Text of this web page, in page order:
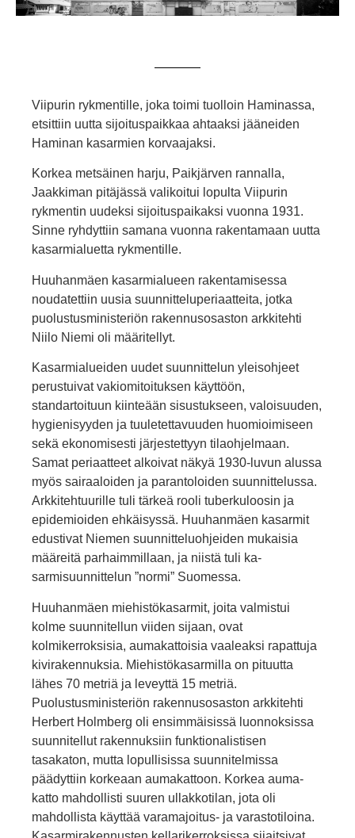
Viipurin rykmentille, joka toimi tuolloin Haminassa,
etsittiin uutta sijoituspaikkaa ahtaaksi jääneiden
Haminan kasarmien korvaajaksi.
Korkea metsäinen harju, Paikjärven rannalla,
Jaakkiman pitäjässä valikoitui lopulta Viipurin
rykmentin uudeksi sijoituspaikaksi vuonna 1931.
Sinne ryhdyttiin samana vuonna rakentamaan uutta
kasarmialuetta rykmentille.
Huuhanmäen kasarmialueen rakentamisessa
noudatettiin uusia suunnitteluperiaatteita, jotka
puolustusministeriön rakennusosaston arkkitehti
Niilo Niemi oli määritellyt.
Kasarmialueiden uudet suunnittelun yleisohjeet
perustuivat vakiomitoituksen käyttöön,
standartoituun kiinteään sisustukseen, valoisuuden,
hygienisyyden ja tuuletettavuuden huomioimiseen
sekä ekonomisesti järjestettyyn tilaohjelmaan.
Samat periaatteet alkoivat näkyä 1930-luvun alussa
myös sairaaloiden ja parantoloiden suunnittelussa.
Arkkitehtuurille tuli tärkeä rooli tuberkuloosin ja
epidemioiden ehkäisyssä. Huuhanmäen kasarmit
edusti­vat Niemen suunnitteluohjeiden mukaisia
määreitä parhaimmillaan, ja niistä tuli ka­
sarmisuunnittelun ”normi” Suomessa.
Huuhanmäen miehistökasarmit, joita valmistui
kolme suunni­tellun viiden sijaan, ovat
kolmikerroksisia, aumakattoisia vaaleaksi rapattuja
kivirakennuksia. Miehistökasarmilla on pituutta
lähes 70 metriä ja leveyttä 15 metriä.
Puolustusministeriön rakennusosaston arkkitehti
Herbert Holmberg oli ensimmäisissä luonnoksissa
suun­nitellut rakennuksiin funktionalistisen
tasakaton, mutta lopullisissa suunnitelmissa
päädyttiin korkeaan aumakattoon. Korkea auma­
katto mahdollisti suuren ullakkotilan, jota oli
mahdollista käyttää varamajoitus- ja varastotiloina.